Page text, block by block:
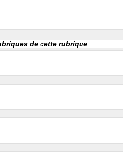
de cette rubrique